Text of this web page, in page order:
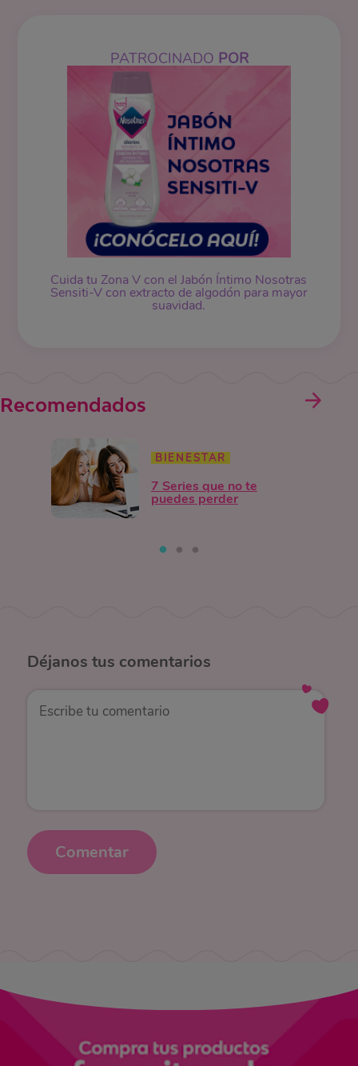
PATROCINADO POR
Cuida tu Zona V con el Jabón Íntimo Nosotras
Sensiti-V con extracto de algodón para mayor
suavidad.
Recomendados
BIENESTAR
7 Series que no te
puedes perder
Déjanos tus comentarios
Comentar